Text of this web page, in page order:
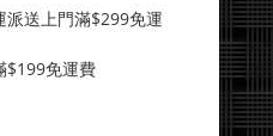
送上門滿$299免運
$199免運費